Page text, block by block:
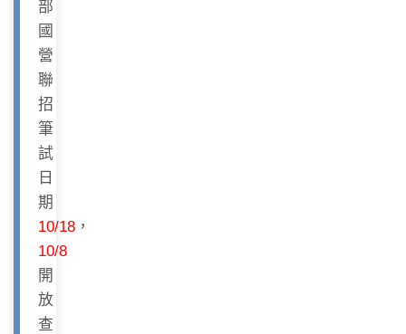
部
國
營
聯
招
筆
試
日
期
10/18 ，
10/8
開
放
查